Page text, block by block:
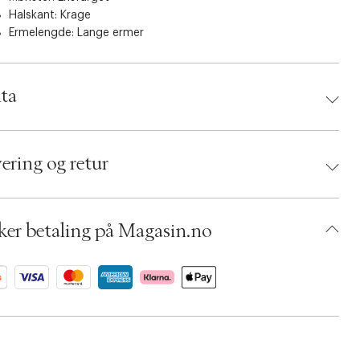
Halskant: Krage
Ermelengde: Lange ermer
2222002702821
Size: XS
S14305038
og retur
betaling på Magasin.no